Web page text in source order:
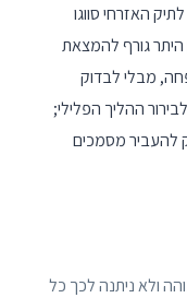
האזרחי סווגו
גורף להמצאת
מבלי לבדוק
ההליך הפלילי;
להעביר מסמכים
ולא ניתנה לכך כל